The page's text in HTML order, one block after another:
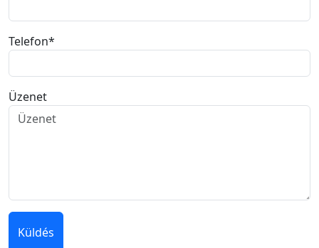
Telefon*
Üzenet
Küldés